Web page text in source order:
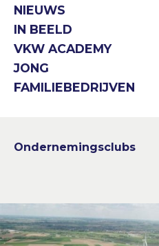
NIEUWS
IN BEELD
VKW ACADEMY
JONG
FAMILIEBEDRIJVEN
Ondernemingsclubs